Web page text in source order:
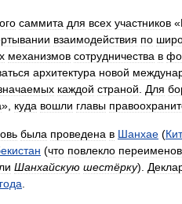
саммита для всех участников «
взаимодействия по
механизмов сотрудничества в
архитектура новой
каждой страной Для
», куда вошли главы
была проведена в Шанхае (
(что повлекло
Шанхайскую шестёрку).
года